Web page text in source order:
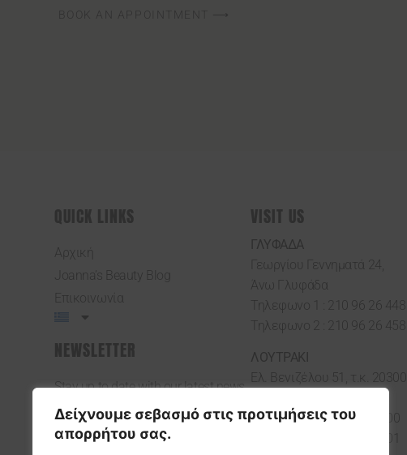
Δείχνουμε σεβασμό στις προτιμήσεις του
απορρήτου σας.
BOOK AN APPOINTMENT ⟶
QUICK LINKS
Αρχική
Joanna’s Beauty Blog
Επικοινωνία
NEWSLETTER
Stay up to date with our latest news,
receive exclusive deals, and more.
VISIT US
ΓΛΥΦΑΔΑ
Γεωργίου Γεννηματά 24,
Άνω Γλυφάδα
Τηλεφωνο 1 : 210 96 26 448
Τηλεφωνο 2 : 210 96 26 458
ΛΟΥΤΡΑΚΙ
Ελ. Βενιζέλου 51, τ.κ. 20300,
Τηλεφωνο 1 : 27440 62300